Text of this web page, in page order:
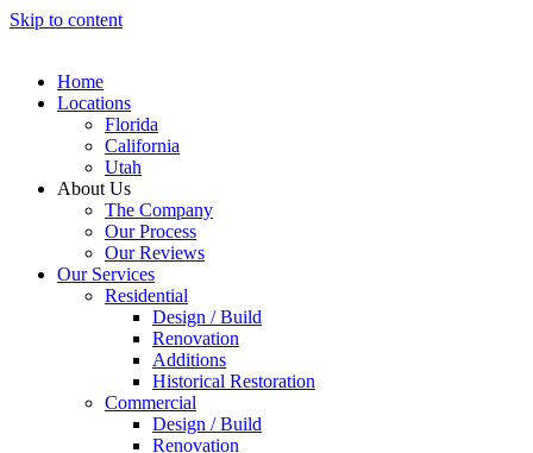
Skip to content
Home
Locations
Florida
California
Utah
About Us
The Company
Our Process
Our Reviews
Our Services
Residential
Design / Build
Renovation
Additions
Historical Restoration
Commercial
Design / Build
Renovation